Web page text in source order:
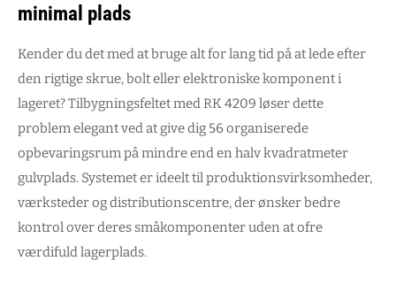
minimal plads
Kender du det med at bruge alt for lang tid på at lede efter
den rigtige skrue, bolt eller elektroniske komponent i
lageret? Tilbygningsfeltet med RK 4209 løser dette
problem elegant ved at give dig 56 organiserede
opbevaringsrum på mindre end en halv kvadratmeter
gulvplads. Systemet er ideelt til produktionsvirksomheder,
værksteder og distributionscentre, der ønsker bedre
kontrol over deres småkomponenter uden at ofre
værdifuld lagerplads.